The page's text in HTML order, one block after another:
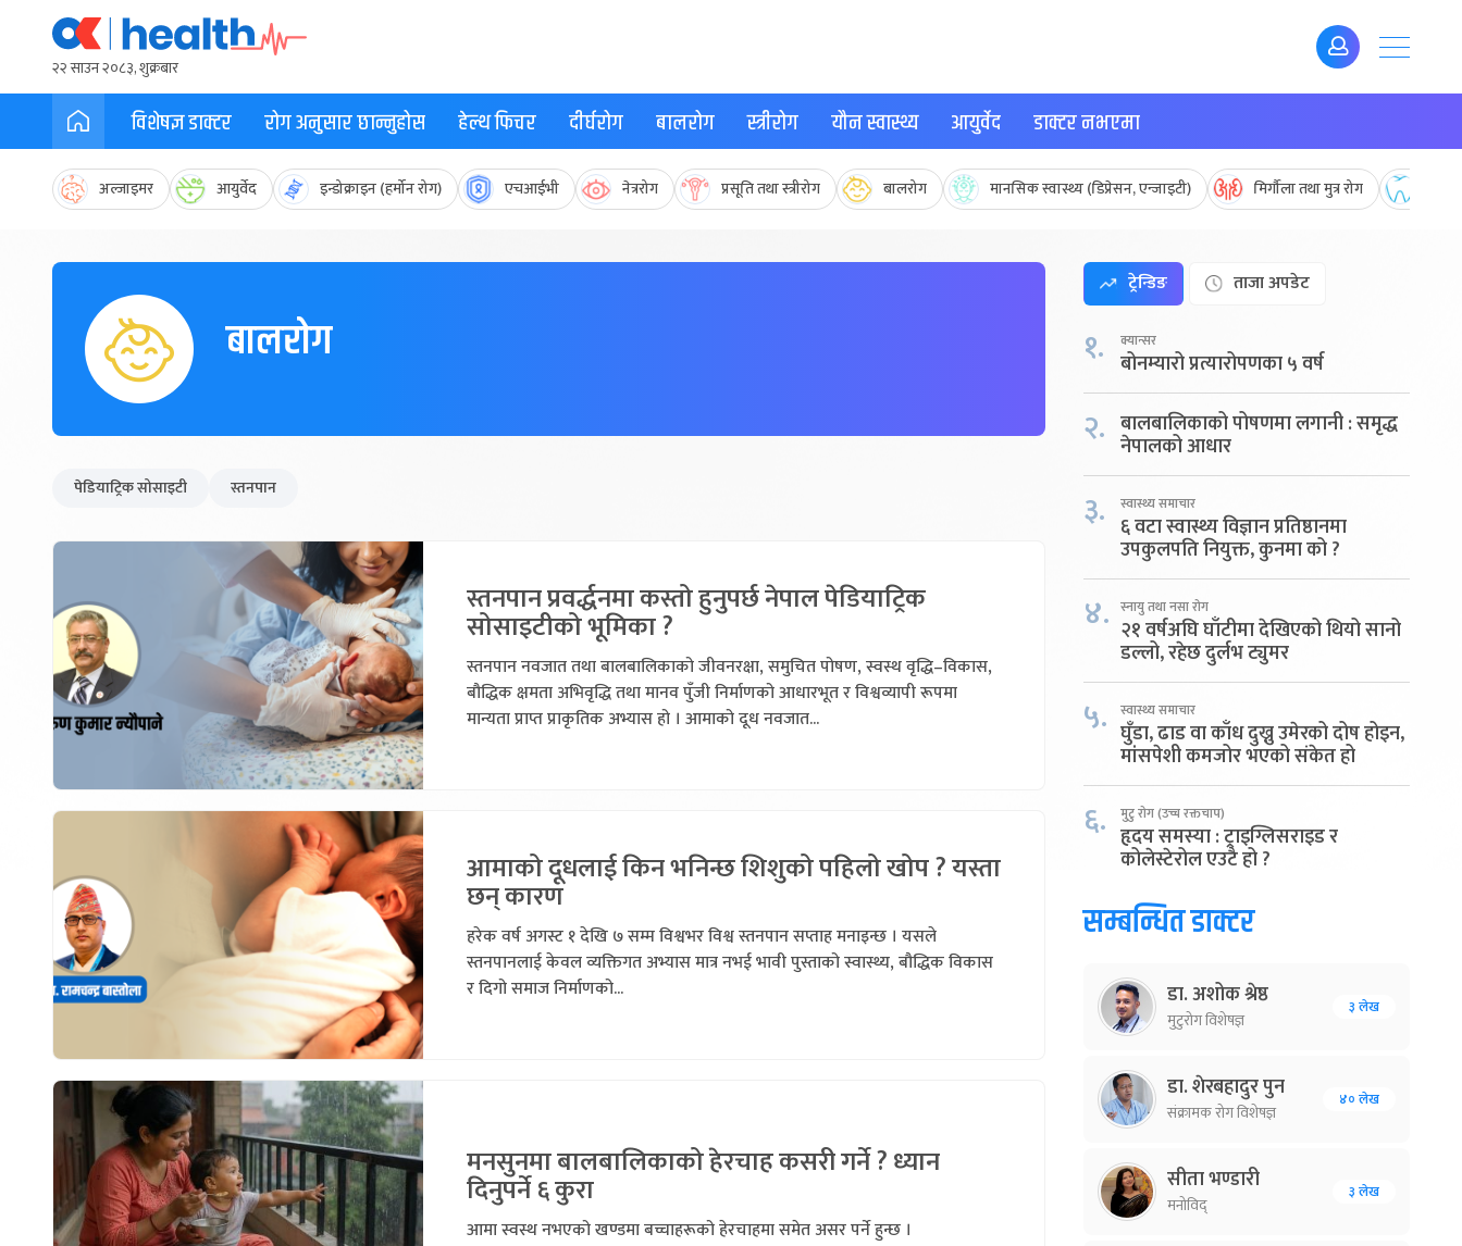
२२ साउन २०८३, शुक्रबार
विशेषज्ञ डाक्टर रोग अनुसार छान्नुहोस हेल्थ फिचर दीर्घरोग बालरोग स्त्रीरोग यौन स्वास्थ्य आयुर्वेद डाक्टर नभएमा
अल्जाइमर आयुर्वेद इन्डोक्राइन (हर्मोन रोग) एचआईभी नेत्ररोग प्रसूति तथा स्त्रीरोग बालरोग मानसिक स्वास्थ्य (डिप्रेसन, एन्जाइटी) मिर्गौला तथा मुत्र रोग
बालरोग
पेडियाट्रिक सोसाइटी स्तनपान
स्तनपान प्रवर्द्धनमा कस्तो हुनुपर्छ नेपाल पेडियाट्रिक
सोसाइटीको भूमिका ?
स्तनपान नवजात तथा बालबालिकाको जीवनरक्षा, समुचित पोषण, स्वस्थ वृद्धि–विकास,
बौद्धिक क्षमता अभिवृद्धि तथा मानव पुँजी निर्माणको आधारभूत र विश्वव्यापी रूपमा
मान्यता प्राप्त प्राकृतिक अभ्यास हो । आमाको दूध नवजात...
आमाको दूधलाई किन भनिन्छ शिशुको पहिलो खोप ? यस्ता
छन् कारण
हरेक वर्ष अगस्ट १ देखि ७ सम्म विश्वभर विश्व स्तनपान सप्ताह मनाइन्छ । यसले
स्तनपानलाई केवल व्यक्तिगत अभ्यास मात्र नभई भावी पुस्ताको स्वास्थ्य, बौद्धिक विकास
र दिगो समाज निर्माणको...
मनसुनमा बालबालिकाको हेरचाह कसरी गर्ने ? ध्यान
दिनुपर्ने ६ कुरा
आमा स्वस्थ नभएको खण्डमा बच्चाहरूको हेरचाहमा समेत असर पर्ने हुन्छ ।
ट्रेन्डिङ ताजा अपडेट
१. क्यान्सर
बोनम्यारो प्रत्यारोपणका ५ वर्ष
२. बालबालिकाको पोषणमा लगानी : समृद्ध
नेपालको आधार
३. स्वास्थ्य समाचार
६ वटा स्वास्थ्य विज्ञान प्रतिष्ठानमा
उपकुलपति नियुक्त, कुनमा को ?
४. स्नायु तथा नसा रोग
२१ वर्षअघि घाँटीमा देखिएको थियो सानो
डल्लो, रहेछ दुर्लभ ट्युमर
५. स्वास्थ्य समाचार
घुँडा, ढाड वा काँध दुख्नु उमेरको दोष होइन,
मांसपेशी कमजोर भएको संकेत हो
६. मुटु रोग (उच्च रक्तचाप)
हृदय समस्या : ट्राइग्लिसराइड र
कोलेस्टेरोल एउटै हो ?
सम्बन्धित डाक्टर
डा. अशोक श्रेष्ठ
मुटुरोग विशेषज्ञ
३ लेख
डा. शेरबहादुर पुन
संक्रामक रोग विशेषज्ञ
४० लेख
सीता भण्डारी
मनोविद्
३ लेख